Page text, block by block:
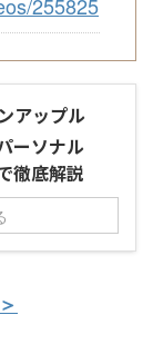
255825
アップル
ーソナル
徹底解説